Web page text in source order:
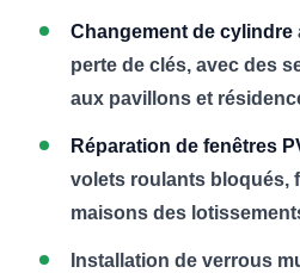
Changement de cylindre
perte de clés, avec des
aux pavillons et
Réparation de fenêtres
volets roulants bloqués,
maisons des
Installation de verrous